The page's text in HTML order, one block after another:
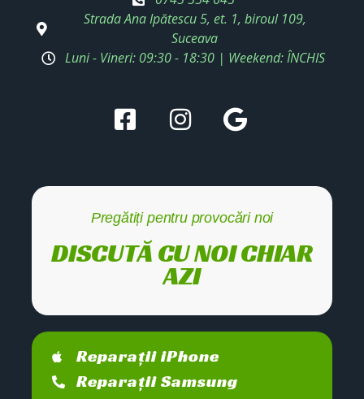
Strada Ana Ipătescu 5, et. 1, biroul 109,
Suceava
Luni - Vineri: 09:30 - 18:30 | Weekend: ÎNCHIS
Pregătiți pentru provocări noi
DISCUTĂ CU NOI CHIAR
AZI
Reparații iPhone
Reparații Samsung